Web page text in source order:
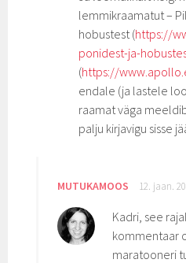
lemmikraamatut –
hobustest (https://
ponidest-ja-
(https://
endale (ja lastele
raamat väga
palju kirjavigu sisse
MUTUKAMOOS 12. jaan.
Kadri, see
kommentaar
maratooneri